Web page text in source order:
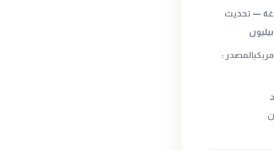
الصاغة — تحديث
: